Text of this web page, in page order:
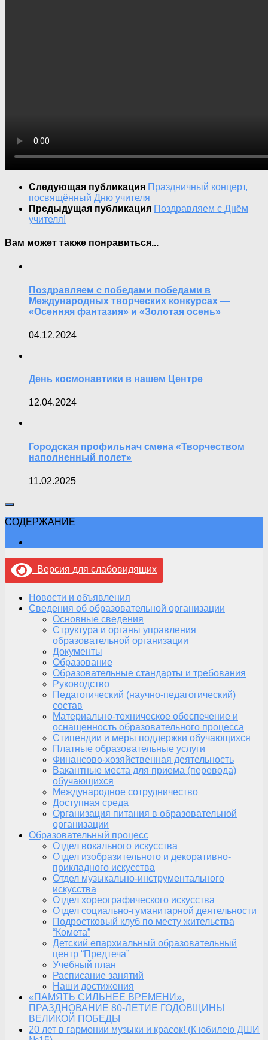
Следующая публикация Праздничный концерт,
посвящённый Дню учителя
Предыдущая публикация Поздравляем с Днём
учителя!
Вам может также понравиться...
Поздравляем с победами победами в
Международных творческих конкурсах —
«Осенняя фантазия» и «Золотая осень»
04.12.2024
День космонавтики в нашем Центре
12.04.2024
Городская профильнач смена «Творчеством
наполненный полет»
11.02.2025
СОДЕРЖАНИЕ
Версия для слабовидящих
Новости и объявления
Сведения об образовательной организации
Основные сведения
Структура и органы управления
образовательной организации
Документы
Образование
Образовательные стандарты и требования
Руководство
Педагогический (научно-педагогический)
состав
Материально-техническое обеспечение и
оснащенность образовательного процесса
Стипендии и меры поддержки обучающихся
Платные образовательные услуги
Финансово-хозяйственная деятельность
Вакантные места для приема (перевода)
обучающихся
Международное сотрудничество
Доступная среда
Организация питания в образовательной
организации
Образовательный процесс
Отдел вокального искусства
Отдел изобразительного и декоративно-
прикладного искусства
Отдел музыкально-инструментального
искусства
Отдел хореографического искусства
Отдел социально-гуманитарной деятельности
Подростковый клуб по месту жительства
“Комета”
Детский епархиальный образовательный
центр “Предтеча”
Учебный план
Расписание занятий
Наши достижения
«ПАМЯТЬ СИЛЬНЕЕ ВРЕМЕНИ»,
ПРАЗДНОВАНИЕ 80-ЛЕТИЕ ГОДОВЩИНЫ
ВЕЛИКОЙ ПОБЕДЫ
20 лет в гармонии музыки и красок! (К юбилею ДШИ